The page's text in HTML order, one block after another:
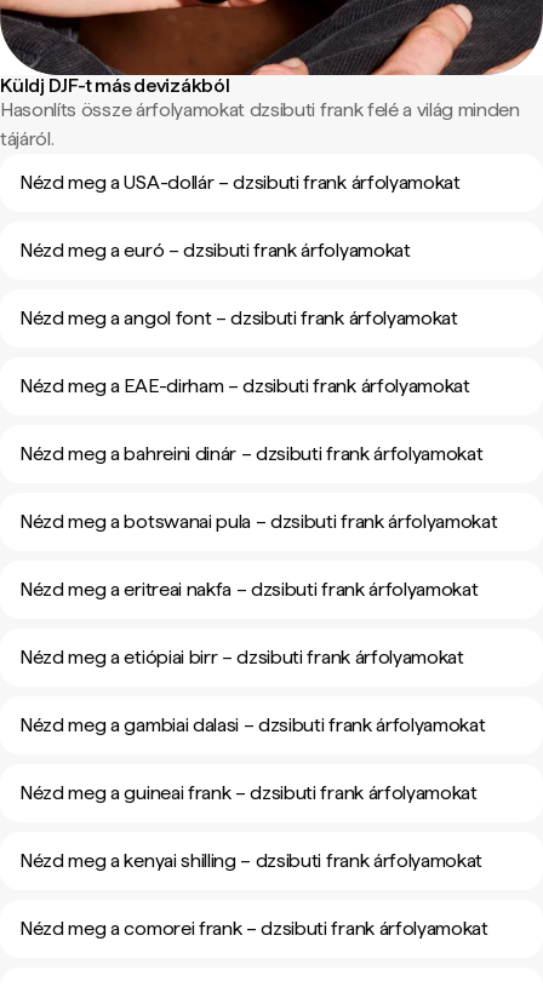
Küldj DJF-t más devizákból
Hasonlíts össze árfolyamokat dzsibuti frank felé a világ minden
tájáról.
Nézd meg a USA-dollár – dzsibuti frank árfolyamokat
Nézd meg a euró – dzsibuti frank árfolyamokat
Nézd meg a angol font – dzsibuti frank árfolyamokat
Nézd meg a EAE-dirham – dzsibuti frank árfolyamokat
Nézd meg a bahreini dinár – dzsibuti frank árfolyamokat
Nézd meg a botswanai pula – dzsibuti frank árfolyamokat
Nézd meg a eritreai nakfa – dzsibuti frank árfolyamokat
Nézd meg a etiópiai birr – dzsibuti frank árfolyamokat
Nézd meg a gambiai dalasi – dzsibuti frank árfolyamokat
Nézd meg a guineai frank – dzsibuti frank árfolyamokat
Nézd meg a kenyai shilling – dzsibuti frank árfolyamokat
Nézd meg a comorei frank – dzsibuti frank árfolyamokat